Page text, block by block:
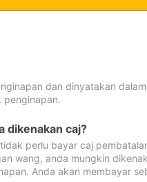
dan dinyatakan
penginapan.
dikenakan caj?
perlu bayar caj
wang, anda mungkin
Anda akan membayar